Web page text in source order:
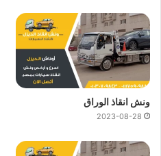
ونش انقاذ الوراق
2023-08-28